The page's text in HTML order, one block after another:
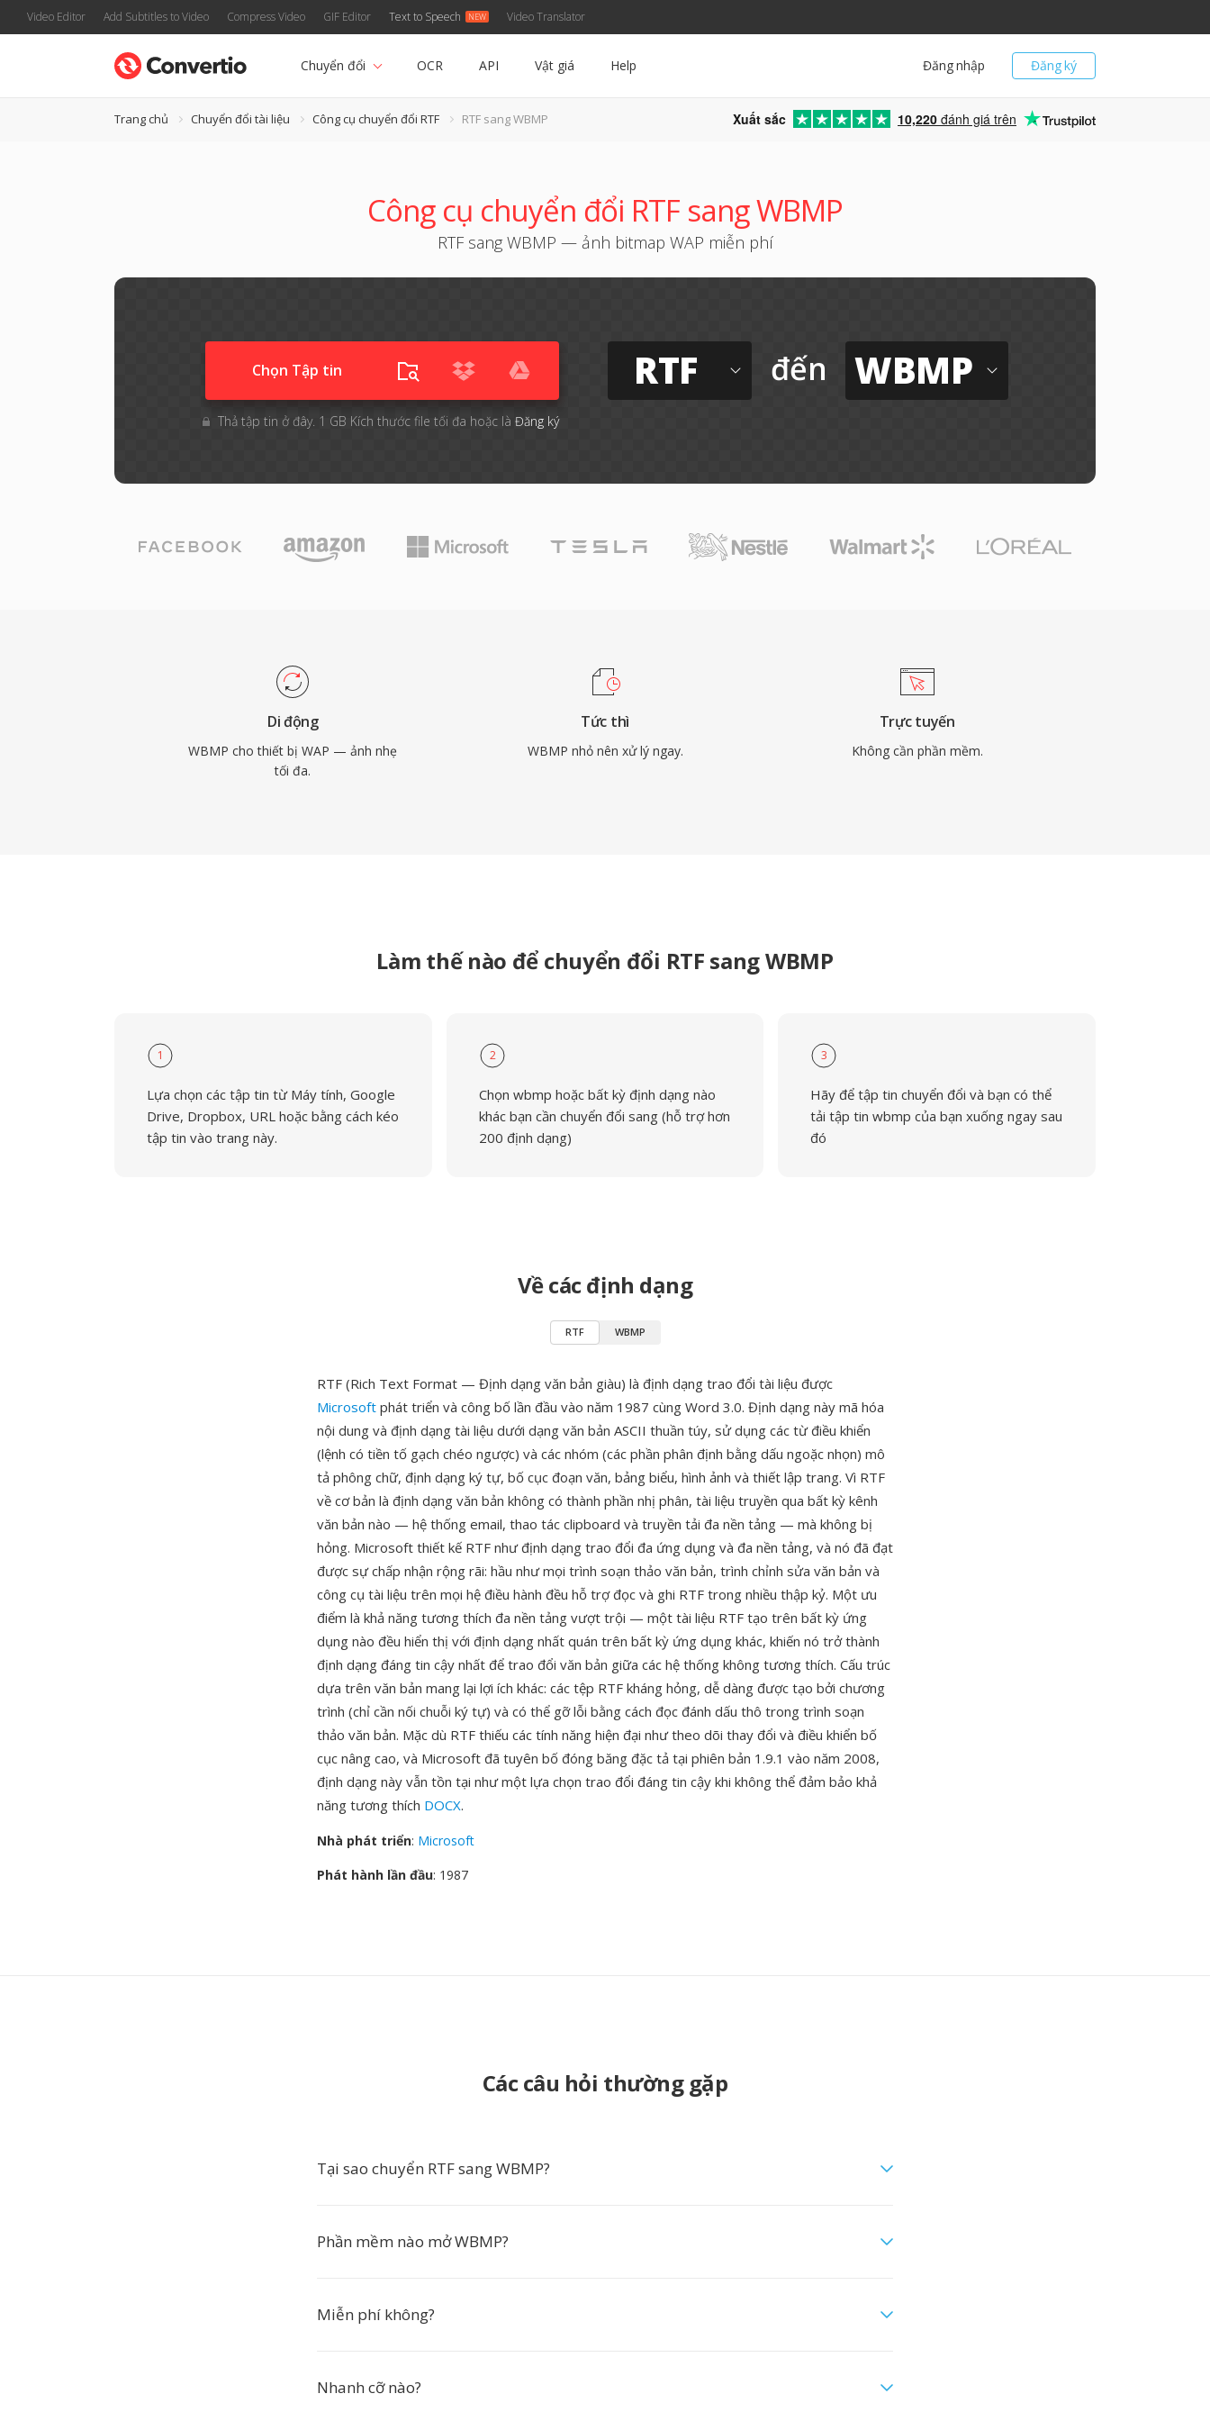
Video Editor Add Subtitles to Video Compress Video GIF Editor Text to Speech Video Translator
Đăng ký
Đăng nhập
Chuyển đổi OCR API Vật giá Help
Trang chủ Chuyển đổi tài liệu Công cụ chuyển đổi RTF RTF sang WBMP Xuất sắc 10,220 đánh giá trên
Công cụ chuyển đổi RTF sang WBMP
RTF sang WBMP — ảnh bitmap WAP miễn phí
Chọn Tập tin
Thả tập tin ở đây. 1 GB Kích thước file tối đa hoặc là Đăng ký
RTF đến WBMP
Di động
WBMP cho thiết bị WAP — ảnh nhẹ
tối đa.
Tức thì
WBMP nhỏ nên xử lý ngay.
Trực tuyến
Không cần phần mềm.
Làm thế nào để chuyển đổi RTF sang WBMP
1
Lựa chọn các tập tin từ Máy tính, Google
Drive, Dropbox, URL hoặc bằng cách kéo
tập tin vào trang này.
2
Chọn wbmp hoặc bất kỳ định dạng nào
khác bạn cần chuyển đổi sang (hỗ trợ hơn
200 định dạng)
3
Hãy để tập tin chuyển đổi và bạn có thể
tải tập tin wbmp của bạn xuống ngay sau
đó
Về các định dạng
RTF WBMP
RTF (Rich Text Format — Định dạng văn bản giàu) là định dạng trao đổi tài liệu được
Microsoft phát triển và công bố lần đầu vào năm 1987 cùng Word 3.0. Định dạng này mã hóa
nội dung và định dạng tài liệu dưới dạng văn bản ASCII thuần túy, sử dụng các từ điều khiển
(lệnh có tiền tố gạch chéo ngược) và các nhóm (các phần phân định bằng dấu ngoặc nhọn) mô
tả phông chữ, định dạng ký tự, bố cục đoạn văn, bảng biểu, hình ảnh và thiết lập trang. Vì RTF
về cơ bản là định dạng văn bản không có thành phần nhị phân, tài liệu truyền qua bất kỳ kênh
văn bản nào — hệ thống email, thao tác clipboard và truyền tải đa nền tảng — mà không bị
hỏng. Microsoft thiết kế RTF như định dạng trao đổi đa ứng dụng và đa nền tảng, và nó đã đạt
được sự chấp nhận rộng rãi: hầu như mọi trình soạn thảo văn bản, trình chỉnh sửa văn bản và
công cụ tài liệu trên mọi hệ điều hành đều hỗ trợ đọc và ghi RTF trong nhiều thập kỷ. Một ưu
điểm là khả năng tương thích đa nền tảng vượt trội — một tài liệu RTF tạo trên bất kỳ ứng
dụng nào đều hiển thị với định dạng nhất quán trên bất kỳ ứng dụng khác, khiến nó trở thành
định dạng đáng tin cậy nhất để trao đổi văn bản giữa các hệ thống không tương thích. Cấu trúc
dựa trên văn bản mang lại lợi ích khác: các tệp RTF kháng hỏng, dễ dàng được tạo bởi chương
trình (chỉ cần nối chuỗi ký tự) và có thể gỡ lỗi bằng cách đọc đánh dấu thô trong trình soạn
thảo văn bản. Mặc dù RTF thiếu các tính năng hiện đại như theo dõi thay đổi và điều khiển bố
cục nâng cao, và Microsoft đã tuyên bố đóng băng đặc tả tại phiên bản 1.9.1 vào năm 2008,
định dạng này vẫn tồn tại như một lựa chọn trao đổi đáng tin cậy khi không thể đảm bảo khả
năng tương thích DOCX.
Nhà phát triển: Microsoft
Phát hành lần đầu: 1987
Các câu hỏi thường gặp
Tại sao chuyển RTF sang WBMP?
Phần mềm nào mở WBMP?
Miễn phí không?
Nhanh cỡ nào?